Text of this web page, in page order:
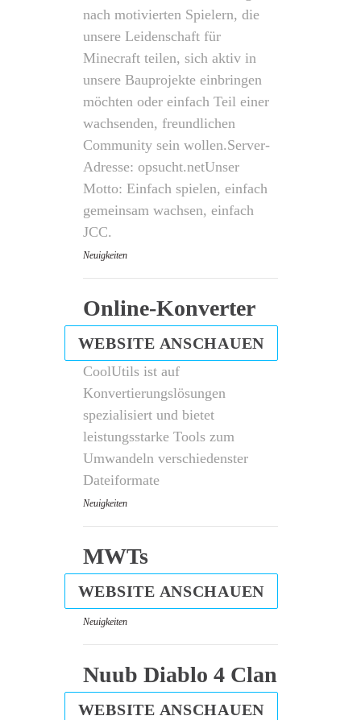
nach motivierten Spielern, die
unsere Leidenschaft für
Minecraft teilen, sich aktiv in
unsere Bauprojekte einbringen
möchten oder einfach Teil einer
wachsenden, freundlichen
Community sein wollen. ​Server-
Adresse: opsucht.net ​Unser
Motto: Einfach spielen, einfach
gemeinsam wachsen, einfach
JCC.
Neuigkeiten
Online-Konverter
WEBSITE ANSCHAUEN
CoolUtils ist auf
Konvertierungslösungen
spezialisiert und bietet
leistungsstarke Tools zum
Umwandeln verschiedenster
Dateiformate
Neuigkeiten
MWTs
WEBSITE ANSCHAUEN
Neuigkeiten
Nuub Diablo 4 Clan
WEBSITE ANSCHAUEN